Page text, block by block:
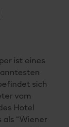
ist eines
sich
vom
Hotel
als “Wiener